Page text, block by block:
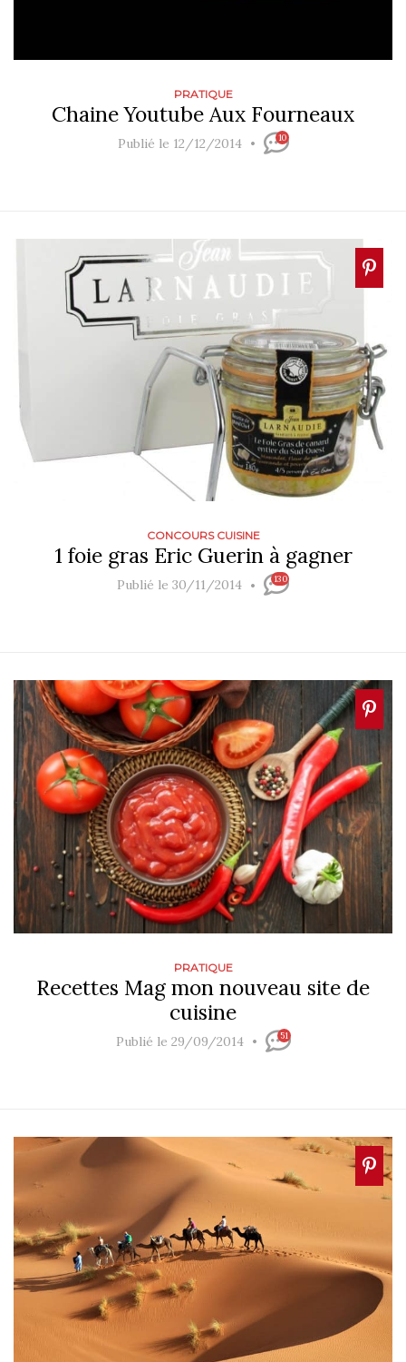
PRATIQUE
Chaine Youtube Aux Fourneaux
Publié le 12/12/2014 10
CONCOURS CUISINE
1 foie gras Eric Guerin à gagner
Publié le 30/11/2014 130
PRATIQUE
Recettes Mag mon nouveau site de
cuisine
Publié le 29/09/2014 51